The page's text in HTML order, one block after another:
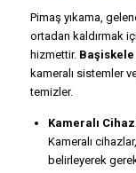
Pimaş yıkama,
ortadan kaldırmak
hizmettir. Başiskele
kameralı sistemler
temizler.
Kameralı
Kameralı
belirleyerek